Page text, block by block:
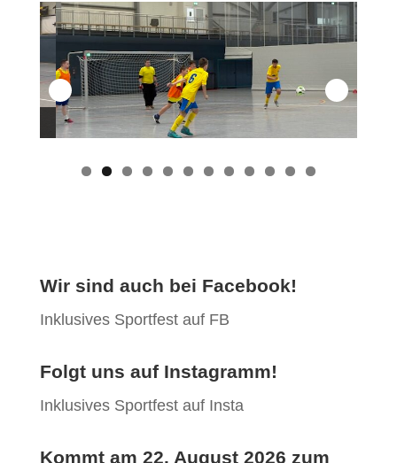
Wir sind auch bei Facebook!
Inklusives Sportfest auf FB
Folgt uns auf Instagramm!
Inklusives Sportfest auf Insta
Kommt am 22. August 2026 zum